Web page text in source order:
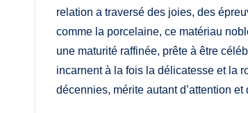
relation a traversé des joies, des
comme la porcelaine, ce matériau
une maturité raffinée, prête à être
incarnent à la fois la délicatesse et la
décennies, mérite autant d’attention et